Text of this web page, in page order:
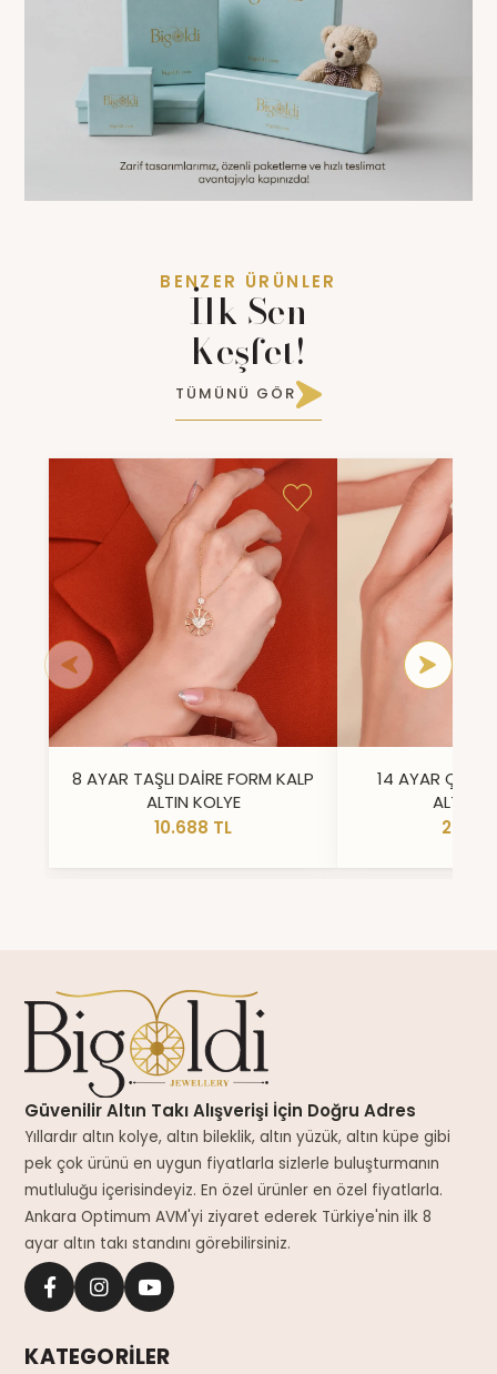
BENZER ÜRÜNLER
İlk Sen
Keşfet!
TÜMÜNÜ GÖR
8 AYAR TAŞLI DAİRE FORM KALP
ALTIN KOLYE
10.688 TL
14 AYAR ÇİFT
ALTIN
Güvenilir Altın Takı Alışverişi İçin Doğru Adres
Yıllardır altın kolye, altın bileklik, altın yüzük, altın küpe gibi
pek çok ürünü en uygun fiyatlarla sizlerle buluşturmanın
mutluluğu içerisindeyiz. En özel ürünler en özel fiyatlarla.
Ankara Optimum AVM'yi ziyaret ederek Türkiye'nin ilk 8
ayar altın takı standını görebilirsiniz.
KATEGORİLER